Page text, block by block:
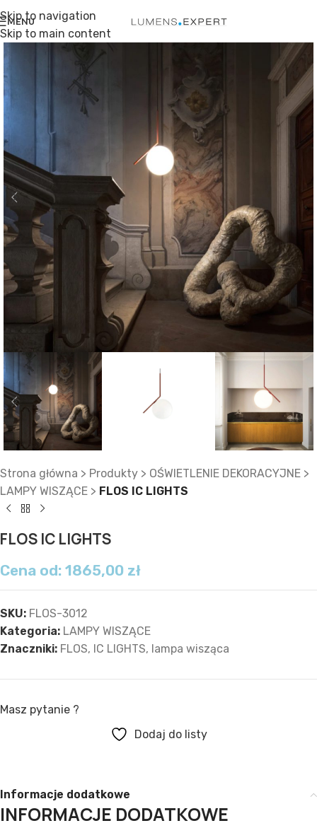
Skip to navigation
Skip to main content
MENU
Strona główna > Produkty > OŚWIETLENIE DEKORACYJNE >
LAMPY WISZĄCE > FLOS IC LIGHTS
FLOS IC LIGHTS
Cena od: 1865,00 zł
SKU: FLOS-3012
Kategoria: LAMPY WISZĄCE
Znaczniki: FLOS, IC LIGHTS, lampa wisząca
Masz pytanie ?
Dodaj do listy
Informacje dodatkowe
INFORMACJE DODATKOWE